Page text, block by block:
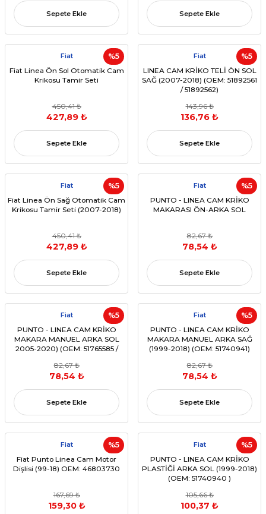
Sepete Ekle Sepete Ekle
%5
Fiat
Fiat Linea Ön Sol Otomatik Cam
Krikosu Tamir Seti
450,41 ₺
427,89 ₺
Sepete Ekle
%5
Fiat
LINEA CAM KRİKO TELİ ÖN SOL
SAĞ (2007-2018) (OEM: 51892561
/ 51892562)
143,96 ₺
136,76 ₺
Sepete Ekle
%5
Fiat
Fiat Linea Ön Sağ Otomatik Cam
Krikosu Tamir Seti (2007-2018)
450,41 ₺
427,89 ₺
Sepete Ekle
%5
Fiat
PUNTO - LINEA CAM KRİKO
MAKARASI ÖN-ARKA SOL
82,67 ₺
78,54 ₺
Sepete Ekle
%5
Fiat
PUNTO - LINEA CAM KRİKO
MAKARA MANUEL ARKA SOL
2005-2020) (OEM: 51765585 /
82,67 ₺
78,54 ₺
Sepete Ekle
%5
Fiat
PUNTO - LINEA CAM KRİKO
MAKARA MANUEL ARKA SAĞ
(1999-2018) (OEM: 51740941)
82,67 ₺
78,54 ₺
Sepete Ekle
%5
Fiat
Fiat Punto Linea Cam Motor
Dişlisi (99-18) OEM: 46803730
167,69 ₺
159,30 ₺
%5
Fiat
PUNTO - LINEA CAM KRİKO
PLASTİĞİ ARKA SOL (1999-2018)
(OEM: 51740940 )
105,66 ₺
100,37 ₺